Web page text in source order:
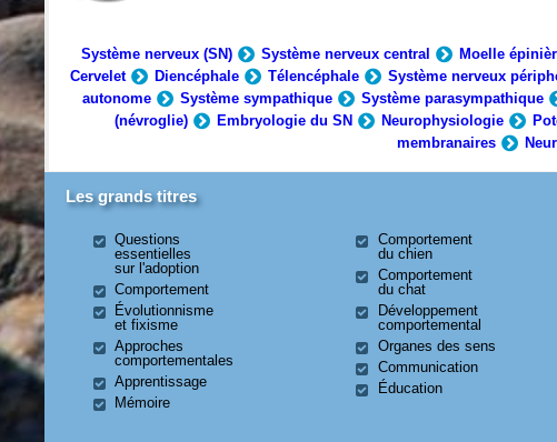
Système nerveux (SN) Système nerveux central Moelle
Cervelet
Diencéphale Télencéphale Système nerveux
autonome
Système sympathique Système parasympathique
(névroglie)
Embryologie du SN Neurophysiologie
membranaires
Les grands titres
Questions
essentielles
sur l'adoption
Comportement
Évolutionnisme
et fixisme
Approches
comportementales
Apprentissage
Mémoire
Comportement
du chien
Comportement
du chat
Développement
comportemental
Organes des sens
Communication
Éducation